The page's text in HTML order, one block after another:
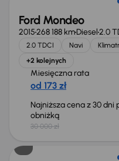
Ford Mondeo
2015268 188 kmDiesel2.0
2.0 TDCI Navi
+2 kolejnych
Miesięczna rata
od 173 zł
Najniższa cena z 30 dni
obniżką
30 000 zł